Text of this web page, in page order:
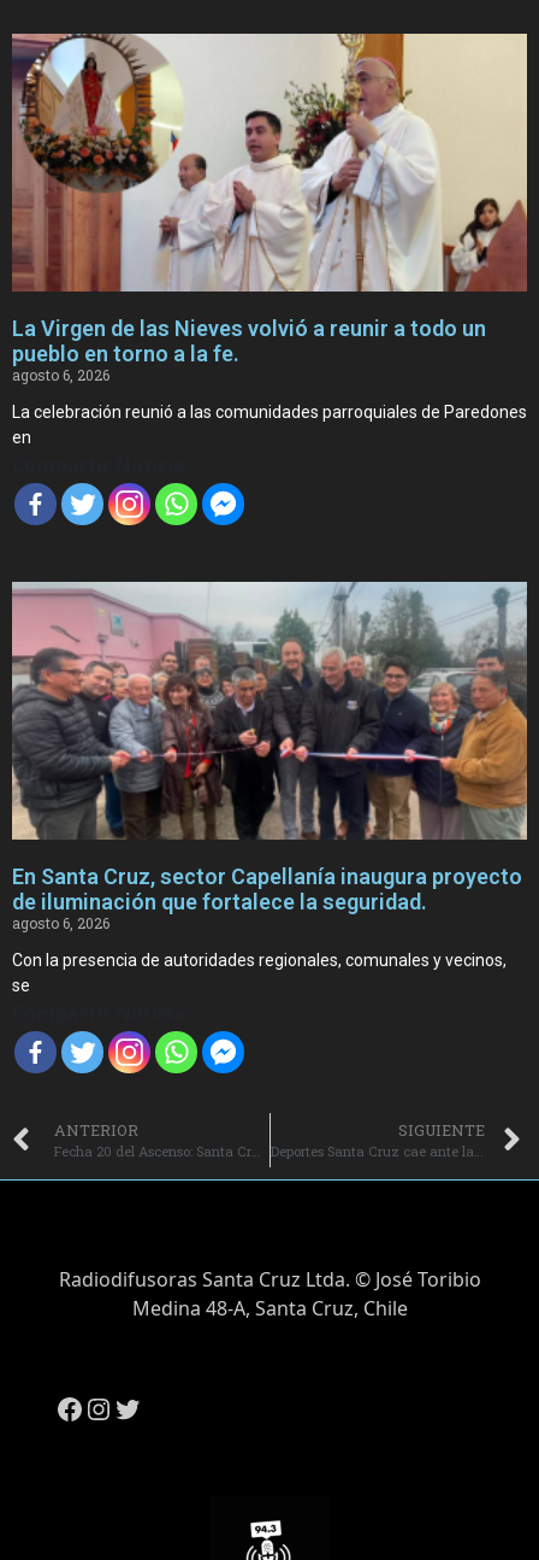
La Virgen de las Nieves volvió a reunir a todo un
pueblo en torno a la fe.
agosto 6, 2026
La celebración reunió a las comunidades parroquiales de Paredones
en
En Santa Cruz, sector Capellanía inaugura proyecto
de iluminación que fortalece la seguridad.
agosto 6, 2026
Con la presencia de autoridades regionales, comunales y vecinos,
se
ANTERIOR SIGUIENTE
Radiodifusoras Santa Cruz Ltda. © José Toribio
Medina 48-A, Santa Cruz, Chile